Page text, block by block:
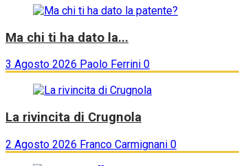
Ma chi ti ha dato la...
3 Agosto 2026 Paolo Ferrini 0
La rivincita di Crugnola
2 Agosto 2026 Franco Carmignani 0